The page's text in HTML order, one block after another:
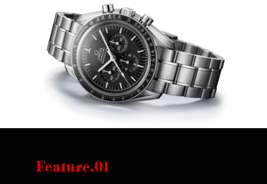
Feature.01